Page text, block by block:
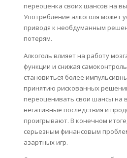
переоценка своих шансов на
Употребление алкоголя может
приводя к необдуманным
потерям.
Алкоголь влияет на работу
функции и снижая
становиться более
принятию рискованных
переоценивать свои шансы на
негативные последствия и
проигрывают. В конечном
серьезным финансовым
азартных игр.